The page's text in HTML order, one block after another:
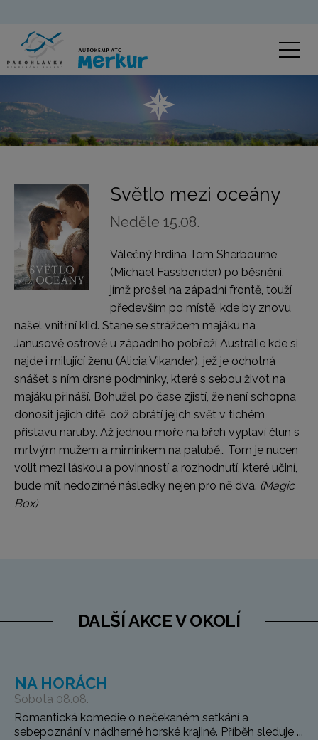
Světlo mezi oceány
Neděle 15.08.
Válečný hrdina Tom Sherbourne
( Michael Fassbender) po běsnění,
jímž prošel na západní frontě, touží
především po místě, kde by znovu
našel vnitřní klid. Stane se strážcem majáku na
Janusově ostrově u západního pobřeží Austrálie kde si
najde i milující ženu (Alicia Vikander), jež je ochotná
snášet s ním drsné podmínky, které s sebou život na
majáku přináší. Bohužel po čase zjistí, že není schopna
donosit jejich dítě, což obrátí jejich svět v tichém
přistavu naruby. Až jednou moře na břeh vyplaví člun s
mrtvým mužem a miminkem na palubě… Tom je nucen
volit mezi láskou a povinností a rozhodnutí, které učiní,
bude mít nedozírné následky nejen pro ně dva. (Magic
Box)
DALŠÍ AKCE V OKOLÍ
NA HORÁCH
Sobota 08.08.
Romantická komedie o nečekaném setkání a
sebepoznání v nádherné horské krajině. Příběh sleduje ...